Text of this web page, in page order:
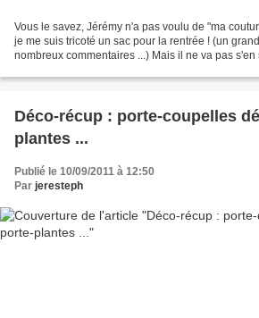
Vous le savez, Jérémy n'a pas voulu de "ma
je me suis tricoté un sac pour la rentrée ! (un
nombreux commentaires ...) Mais il ne va pas s'en
Déco-récup : porte-coupelles
plantes ...
Publié le 10/09/2011 à 12:50
Par jeresteph